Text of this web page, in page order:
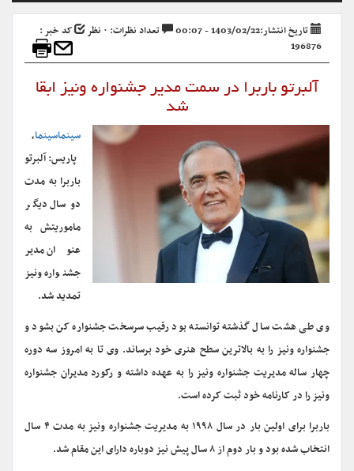
تاریخ انتشار:1403/02/22 - 00:07 تعداد نظرات: ۰ نظر
کد خبر :
196876
آلبرتو باربرا در سمت مدیر جشنواره ونیز ابقا
شد
سینماسینما،
پاریس: آلبرتو
باربرا به مدت
دو سال دیگر
ماموریتش به
عنوان مدیر
جشنواره ونیز
تمدید شد.
وی طی هشت سال گذشته توانسته بود رقیب سرسخت جشنواره کن بشود و
جشنواره ونیز را به بالاترین سطح هنری خود برساند. وی تا به امروز سه دوره
چهار ساله مدیریت جشنواره ونیز را به عهده داشته و رکورد مدیران جشنواره
ونیز را در کارنامه خود ثبت کرده است.
باربرا برای اولین بار در سال ۱۹۹۸ به مدیریت جشنواره ونیز به مدت ۴ سال
انتخاب شده بود و بار دوم از ۸ سال پیش نیز دوباره دارای این مقام شد.